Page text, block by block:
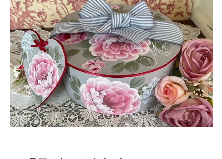
＠著書
ハワイアンキルトのこもの
暮らしのハワイアンキルト
＠作品掲載雑誌
キルトジャパン
キルトダイアリー